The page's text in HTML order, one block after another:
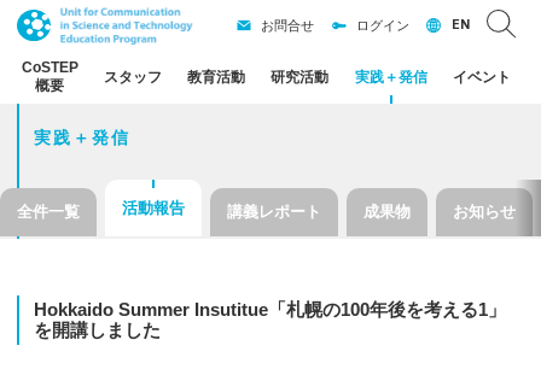
CoSTEP
概要
スタッフ 教育活動 研究活動 実践＋発信 イベント
お問合せ ログイン EN
実践＋発信
全件一覧 活動報告 講義レポート 成果物 お知らせ
Hokkaido Summer Insutitue 「札幌の100年後を考える1」
を開講しました